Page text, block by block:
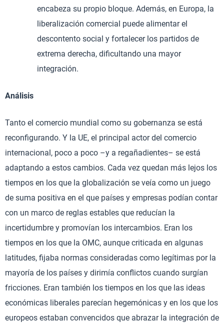
encabeza su propio bloque. Además, en Europa, la
liberalización comercial puede alimentar el
descontento social y fortalecer los partidos de
extrema derecha, dificultando una mayor
integración.
Análisis
Tanto el comercio mundial como su gobernanza se está
reconfigurando. Y la UE, el principal actor del comercio
internacional, poco a poco –y a regañadientes– se está
adaptando a estos cambios. Cada vez quedan más lejos los
tiempos en los que la globalización se veía como un juego
de suma positiva en el que países y empresas podían contar
con un marco de reglas estables que reducían la
incertidumbre y promovían los intercambios. Eran los
tiempos en los que la OMC, aunque criticada en algunas
latitudes, fijaba normas consideradas como legítimas por la
mayoría de los países y dirimía conflictos cuando surgían
fricciones. Eran también los tiempos en los que las ideas
económicas liberales parecían hegemónicas y en los que los
europeos estaban convencidos que abrazar la integración de